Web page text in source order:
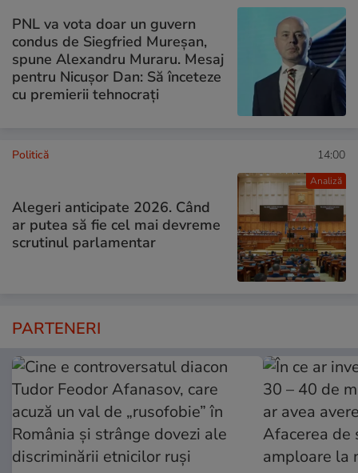
PNL va vota doar un guvern
condus de Siegfried Mureșan,
spune Alexandru Muraru. Mesaj
pentru Nicușor Dan: Să înceteze
cu premierii tehnocrați
Analiză
Politică 14:00
Alegeri anticipate 2026. Când
ar putea să fie cel mai devreme
scrutinul parlamentar
PARTENERI